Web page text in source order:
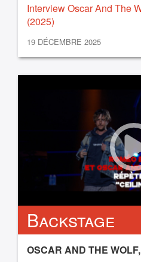
Interview Oscar And The
(2025)
19 DÉCEMBRE 2025
Backstage
OSCAR AND THE